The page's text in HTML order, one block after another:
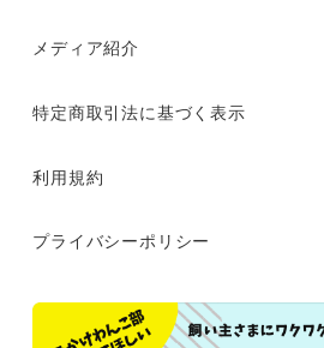
メディア紹介
特定商取引法に基づく表示
利用規約
プライバシーポリシー